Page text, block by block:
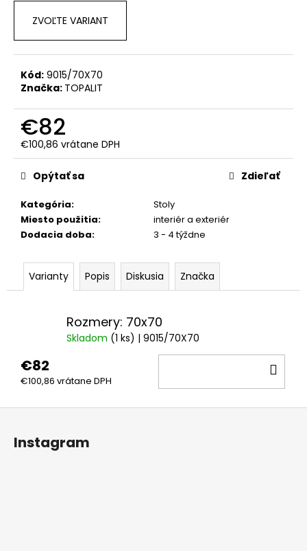
ZVOĽTE VARIANT
Kód: 9015/70X70
Značka: TOPALIT
€82
€100,86 vrátane DPH
Jednotková
cena:
Kategória:
Stoly
Miesto použitia:
interiér a exteriér
Dodacia doba: 3 - 4 týždne
Opýtať sa Zdieľať
Varianty Popis Diskusia Značka
Rozmery: 70x70
Skladom (1 ks) | 9015/70X70
€82
€100,86 vrátane DPH
Z
Instagram